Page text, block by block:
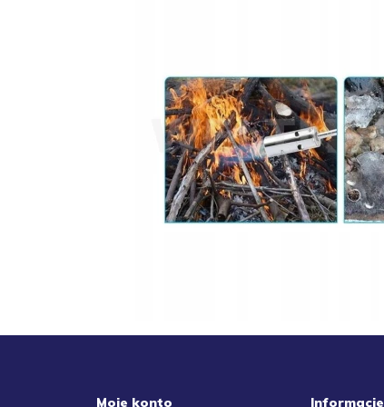
Moje konto Informacje